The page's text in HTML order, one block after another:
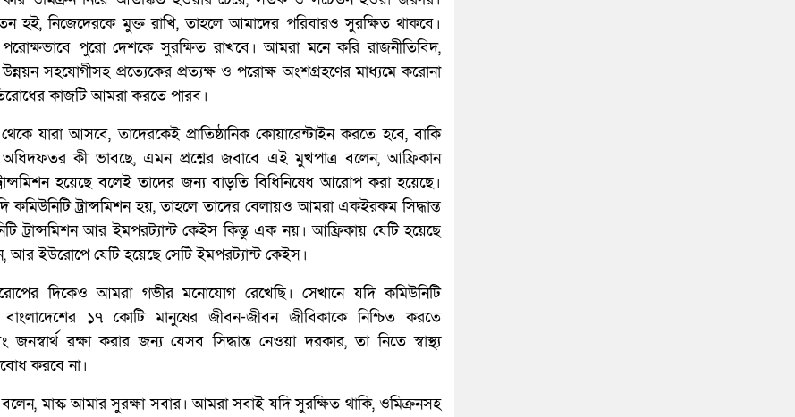
হই, নিজেদেরকে মুক্ত রাখি, তাহলে আমাদের পরিবারও সুরক্ষিত থাকবে।
পুরো দেশকে সুরক্ষিত রাখবে। আমরা মনে করি রাজনীতিবিদ,
সহযোগীসহ প্রত্যেকের প্রত্যক্ষ ও পরোক্ষ অংশগ্রহণের মাধ্যমে করোনা
কাজটি আমরা করতে পারব।
যারা আসবে, তাদেরকেই প্রাতিষ্ঠানিক কোয়ারেন্টাইন করতে হবে, বাকি
অধিদফতর কী ভাবছে, এমন প্রশ্নের জবাবে এই মুখপাত্র বলেন, আফ্রিকান
হয়েছে বলেই তাদের জন্য বাড়তি বিধিনিষেধ আরোপ করা হয়েছে।
ট্রান্সমিশন হয়, তাহলে তাদের বেলায়ও আমরা একইরকম সিদ্ধান্ত
ট্রান্সমিশন আর ইমপরট্যান্ট কেইস কিন্তু এক নয়। আফ্রিকায় যেটি হয়েছে
আর ইউরোপে যেটি হয়েছে সেটি ইমপরট্যান্ট কেইস।
দিকেও আমরা গভীর মনোযোগ রেখেছি। সেখানে যদি কমিউনিটি
বাংলাদেশের ১৭ কোটি মানুষের জীবন-জীবন জীবিকাকে নিশ্চিত করতে
জনস্বার্থ রক্ষা করার জন্য যেসব সিদ্ধান্ত নেওয়া দরকার, তা নিতে স্বাস্থ্য
করবে না।
মাস্ক আমার সুরক্ষা সবার। আমরা সবাই যদি সুরক্ষিত থাকি, ওমিক্রনসহ